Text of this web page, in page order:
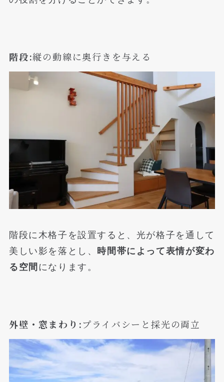
階段:縦の動線に奥行きを与える
階段に木格子を設置すると、光が格子を通して
美しい影を落とし、 時間帯によって表情が変わ
る空間 になります。
外壁・窓まわり:プライバシーと採光の両立